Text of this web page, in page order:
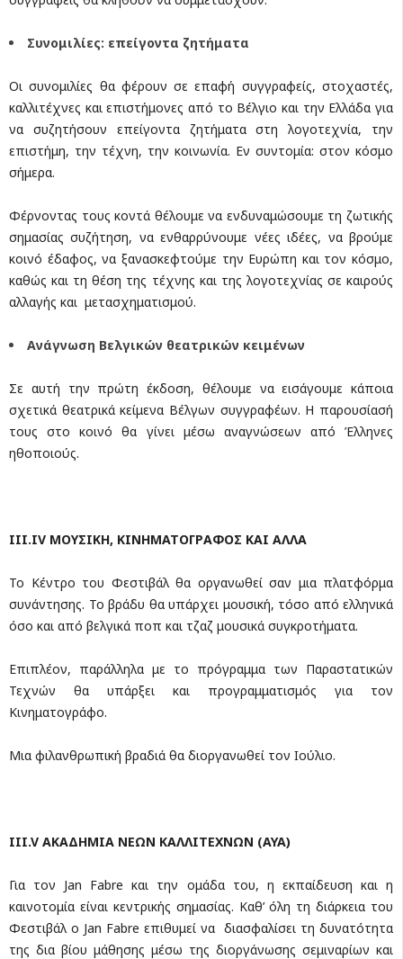
Συνομιλίες: επείγοντα ζητήματα
Οι συνομιλίες θα φέρουν σε επαφή συγγραφείς, στοχαστές,
καλλιτέχνες και επιστήμονες από το Βέλγιο και την Ελλάδα για
να συζητήσουν επείγοντα ζητήματα στη λογοτεχνία, την
επιστήμη, την τέχνη, την κοινωνία. Εν συντομία: στον κόσμο
σήμερα.
Φέρνοντας τους κοντά θέλουμε να ενδυναμώσουμε τη ζωτικής
σημασίας συζήτηση, να ενθαρρύνουμε νέες ιδέες, να βρούμε
κοινό έδαφος, να ξανασκεφτούμε την Ευρώπη και τον κόσμο,
καθώς και τη θέση της τέχνης και της λογοτεχνίας σε καιρούς
αλλαγής και μετασχηματισμού.
Ανάγνωση Βελγικών θεατρικών κειμένων
Σε αυτή την πρώτη έκδοση, θέλουμε να εισάγουμε κάποια
σχετικά θεατρικά κείμενα Βέλγων συγγραφέων. Η παρουσίασή
τους στο κοινό θα γίνει μέσω αναγνώσεων από Έλληνες
ηθοποιούς.
ΙΙΙ.ΙV ΜΟΥΣΙΚΗ, ΚΙΝΗΜΑΤΟΓΡΑΦΟΣ ΚΑΙ ΑΛΛΑ
Το Κέντρο του Φεστιβάλ θα οργανωθεί σαν μια πλατφόρμα
συνάντησης. Το βράδυ θα υπάρχει μουσική, τόσο από ελληνικά
όσο και από βελγικά ποπ και τζαζ μουσικά συγκροτήματα.
Επιπλέον, παράλληλα με το πρόγραμμα των Παραστατικών
Τεχνών θα υπάρξει και προγραμματισμός για τον
Κινηματογράφο.
Μια φιλανθρωπική βραδιά θα διοργανωθεί τον Ιούλιο.
III.V ΑΚΑΔΗΜΙΑ ΝΕΩΝ ΚΑΛΛΙΤΕΧΝΩΝ (AYA)
Για τον Jan Fabre και την ομάδα του, η εκπαίδευση και η
καινοτομία είναι κεντρικής σημασίας. Καθ’ όλη τη διάρκεια του
Φεστιβάλ ο Jan Fabre επιθυμεί να διασφαλίσει τη δυνατότητα
της δια βίου μάθησης μέσω της διοργάνωσης σεμιναρίων και